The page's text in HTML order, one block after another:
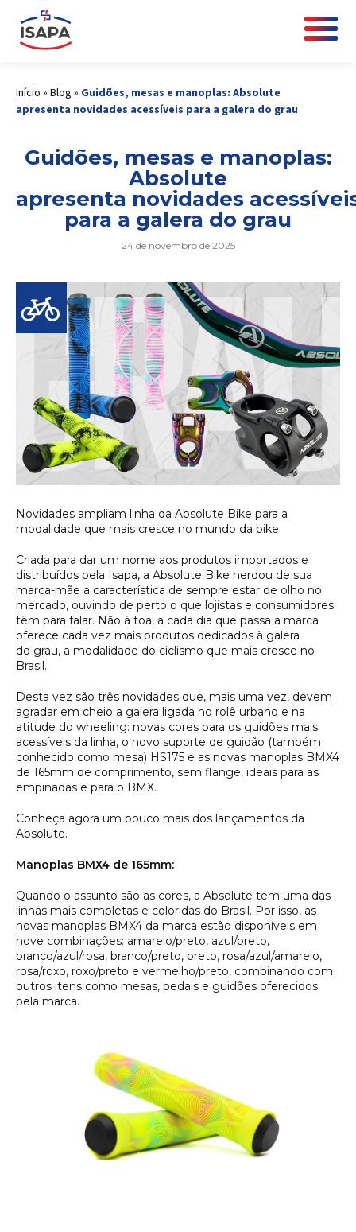
Início » Blog » Guidões, mesas e manoplas: Absolute
apresenta novidades acessíveis para a galera do grau
Guidões, mesas e manoplas:
Absolute
apresenta novidades
para a galera do grau
24 de novembro de 2025
Novidades ampliam linha da Absolute Bike para a
modalidade que mais cresce no mundo da bike
Criada para dar um nome aos produtos importados e
distribuídos pela Isapa, a Absolute Bike herdou de sua
marca-mãe a característica de sempre estar de olho no
mercado, ouvindo de perto o que lojistas e consumidores
têm para falar. Não à toa, a cada dia que passa a marca
oferece cada vez mais produtos dedicados à galera
do grau, a modalidade do ciclismo que mais cresce no
Brasil.
Desta vez são três novidades que, mais uma vez, devem
agradar em cheio a galera ligada no rolê urbano e na
atitude do wheeling: novas cores para os guidões mais
acessíveis da linha, o novo suporte de guidão (também
conhecido como mesa) HS175 e as novas manoplas BMX4
de 165mm de comprimento, sem flange, ideais para as
empinadas e para o BMX.
Conheça agora um pouco mais dos lançamentos da
Absolute.
Manoplas BMX4 de 165mm:
Quando o assunto são as cores, a Absolute tem uma das
linhas mais completas e coloridas do Brasil. Por isso, as
novas manoplas BMX4 da marca estão disponíveis em
nove combinações: amarelo/preto, azul/preto,
branco/azul/rosa, branco/preto, preto, rosa/azul/amarelo,
rosa/roxo, roxo/preto e vermelho/preto, combinando com
outros itens como mesas, pedais e guidões oferecidos
pela marca.